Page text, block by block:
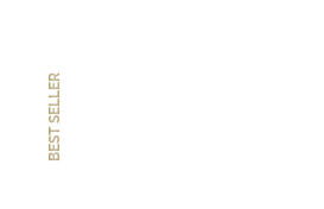
BEST SELLER